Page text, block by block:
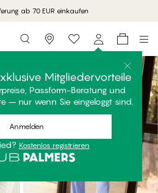
ab 70 EUR einkaufen
Storefinder